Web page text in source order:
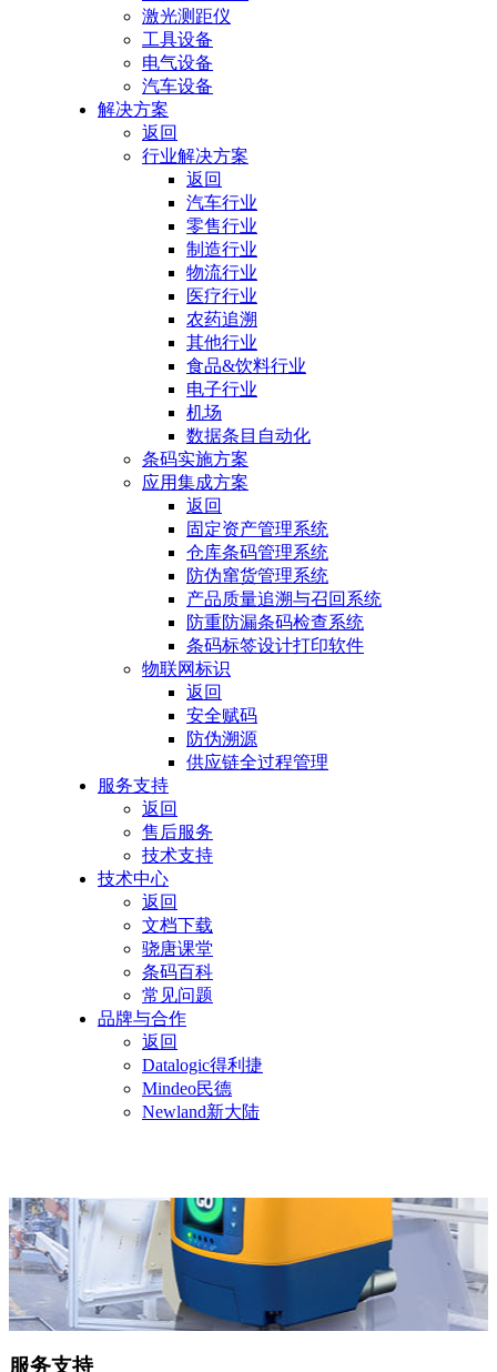
激光测距仪
工具设备
电气设备
汽车设备
解决方案
返回
行业解决方案
返回
汽车行业
零售行业
制造行业
物流行业
医疗行业
农药追溯
其他行业
食品&饮料行业
电子行业
机场
数据条目自动化
条码实施方案
应用集成方案
返回
固定资产管理系统
仓库条码管理系统
防伪窜货管理系统
产品质量追溯与召回系统
防重防漏条码检查系统
条码标签设计打印软件
物联网标识
返回
安全赋码
防伪溯源
供应链全过程管理
服务支持
返回
售后服务
技术支持
技术中心
返回
文档下载
骁唐课堂
条码百科
常见问题
品牌与合作
返回
Datalogic得利捷
Mindeo民德
Newland新大陆
服务支持